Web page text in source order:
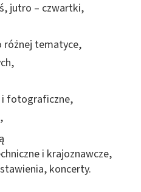
jutro – czwartki,
różnej tematyce,
i fotograficzne,
i krajoznawcze,
koncerty.